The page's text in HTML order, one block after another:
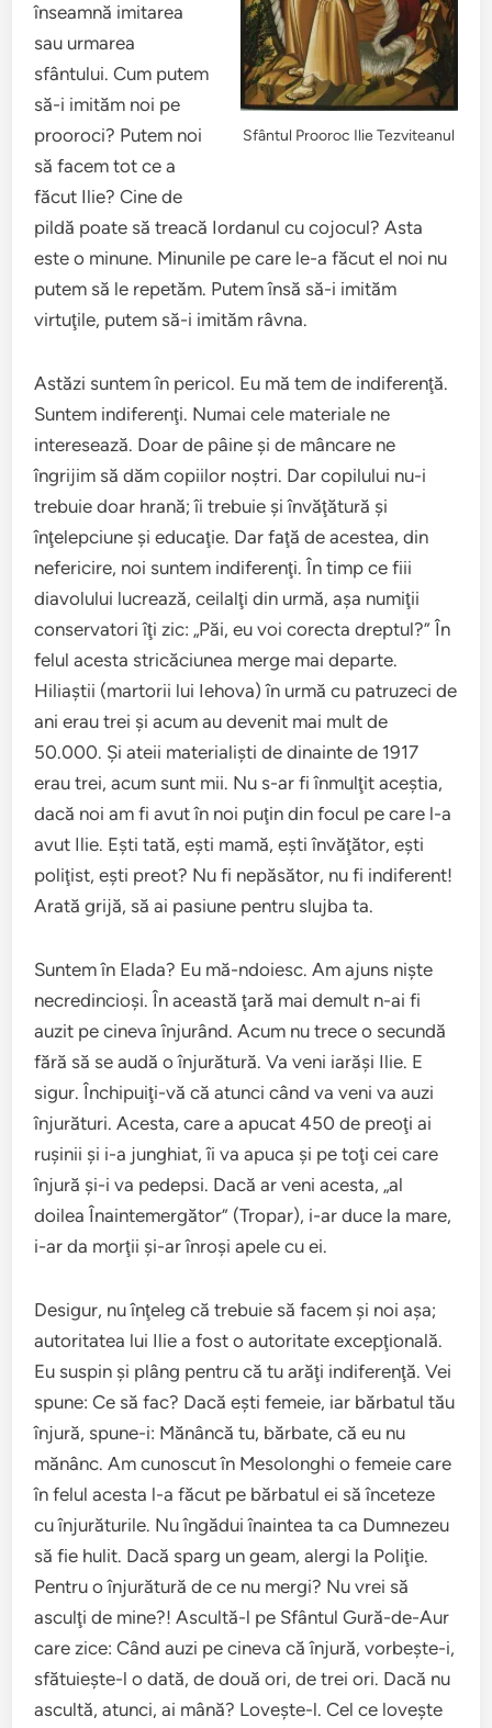
Sfântul Prooroc Ilie Tezviteanul
înseamnă imitarea
sau urmarea
sfântului. Cum putem
să-i imităm noi pe
prooroci? Putem noi
să facem tot ce a
făcut Ilie? Cine de
pildă poate să treacă Iordanul cu cojocul? Asta
este o minune. Minunile pe care le-a făcut el noi nu
putem să le repetăm. Putem însă să-i imităm
virtuţile, putem să-i imităm râvna.
Astăzi suntem în pericol. Eu mă tem de indiferenţă.
Suntem indiferenţi. Numai cele materiale ne
interesează. Doar de pâine şi de mâncare ne
îngrijim să dăm copiilor noştri. Dar copilului nu-i
trebuie doar hrană; îi trebuie şi învăţătură şi
înţelepciune şi educaţie. Dar faţă de acestea, din
nefericire, noi suntem indiferenţi. În timp ce fiii
diavolului lucrează, ceilalţi din urmă, aşa numiţii
conservatori îţi zic: „Păi, eu voi corecta dreptul?” În
felul acesta stricăciunea merge mai departe.
Hiliaştii (martorii lui Iehova) în urmă cu patruzeci de
ani erau trei şi acum au devenit mai mult de
50.000. Şi ateii materialişti de dinainte de 1917
erau trei, acum sunt mii. Nu s-ar fi înmulţit aceştia,
dacă noi am fi avut în noi puţin din focul pe care l-a
avut Ilie. Eşti tată, eşti mamă, eşti învăţător, eşti
poliţist, eşti preot? Nu fi nepăsător, nu fi indiferent!
Arată grijă, să ai pasiune pentru slujba ta.
Suntem în Elada? Eu mă-ndoiesc. Am ajuns nişte
necredincioşi. În această ţară mai demult n-ai fi
auzit pe cineva înjurând. Acum nu trece o secundă
fără să se audă o înjurătură. Va veni iarăşi Ilie. E
sigur. Închipuiţi-vă că atunci când va veni va auzi
înjurături. Acesta, care a apucat 450 de preoţi ai
ruşinii şi i-a junghiat, îi va apuca şi pe toţi cei care
înjură şi-i va pedepsi. Dacă ar veni acesta, „al
doilea Înaintemergător” (Tropar), i-ar duce la mare,
i-ar da morţii şi-ar înroşi apele cu ei.
Desigur, nu înţeleg că trebuie să facem şi noi aşa;
autoritatea lui Ilie a fost o autoritate excepţională.
Eu suspin şi plâng pentru că tu arăţi indiferenţă. Vei
spune: Ce să fac? Dacă eşti femeie, iar bărbatul tău
înjură, spune-i: Mănâncă tu, bărbate, că eu nu
mănânc. Am cunoscut în Mesolonghi o femeie care
în felul acesta l-a făcut pe bărbatul ei să înceteze
cu înjurăturile. Nu îngădui înaintea ta ca Dumnezeu
să fie hulit. Dacă sparg un geam, alergi la Poliţie.
Pentru o înjurătură de ce nu mergi? Nu vrei să
asculţi de mine?! Ascultă-l pe Sfântul Gură-de-Aur
care zice: Când auzi pe cineva că înjură, vorbeşte-i,
sfătuieşte-l o dată, de două ori, de trei ori. Dacă nu
ascultă, atunci, ai mână? Loveşte-l. Cel ce loveşte